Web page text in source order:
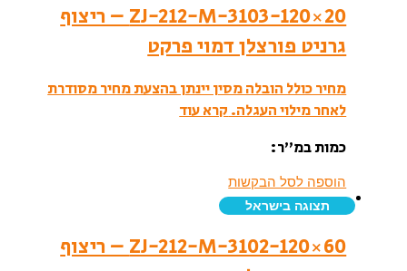
ZJ-212-M-3103-120×20 – ריצוף
גרניט פורצלן דמוי פרקט
מחיר כולל הובלה מסין יינתן בהצעת מחיר מסודרת
לאחר מילוי העגלה.קרא עוד
כמות במ”ר:
הוספה לסל הבקשות
תצוגה בישראל
ZJ-212-M-3102-120×60 – ריצוף